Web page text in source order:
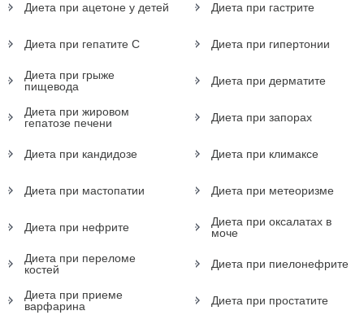
Диета при ацетоне у детей Диета при гастрите
Диета при гепатите С Диета при гипертонии
Диета при грыже
пищевода
Диета при дерматите
Диета при жировом
гепатозе печени
Диета при запорах
Диета при кандидозе Диета при климаксе
Диета при мастопатии Диета при метеоризме
Диета при нефрите
Диета при оксалатах в
моче
Диета при переломе
костей
Диета при пиелонефрите
Диета при приеме
варфарина
Диета при простатите